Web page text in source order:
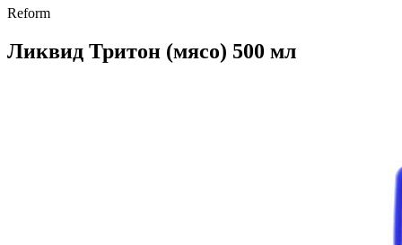
Reform
Ликвид Тритон (мясо) 500 мл